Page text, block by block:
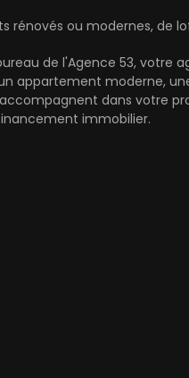
rénovés ou modernes,
de l'Agence 53,
appartement moderne,
dans votre
immobilier.